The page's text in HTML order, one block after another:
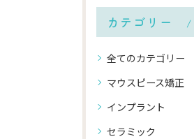
カテゴリー
全てのカテゴリー
マウスピース矯正
インプラント
セラミック